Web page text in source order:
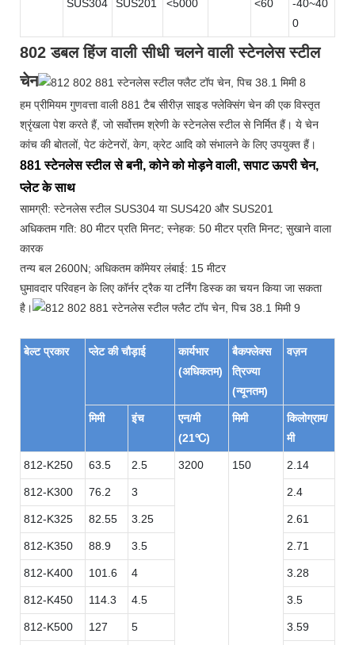
SUS304 SUS201 <5000 <60
-40~40
0
802 डबल हिंज वाली सीधी चलने वाली स्टेनलेस स्टील
चेन
हम प्रीमियम गुणवत्ता वाली 881 टैब सीरीज़ साइड फ्लेक्सिंग चेन की एक विस्तृत
श्रृंखला पेश करते हैं, जो सर्वोत्तम श्रेणी के स्टेनलेस स्टील से निर्मित हैं। ये चेन
कांच की बोतलों, पेट कंटेनरों, केग, क्रेट आदि को संभालने के लिए उपयुक्त हैं।
881 स्टेनलेस स्टील से बनी, कोने को मोड़ने वाली, सपाट ऊपरी चेन,
प्लेट के साथ
सामग्री: स्टेनलेस स्टील SUS304 या SUS420 और SUS201
अधिकतम गति: 80 मीटर प्रति मिनट; स्नेहक: 50 मीटर प्रति मिनट; सुखाने वाला
कारक
तन्य बल 2600N; अधिकतम कॉमेयर लंबाई: 15 मीटर
घुमावदार परिवहन के लिए कॉर्नर ट्रैक या टर्निंग डिस्क का चयन किया जा सकता
है।
बेल्ट प्रकार प्लेट की चौड़ाई
कार्यभार
(अधिकतम)
बैकफ्लेक्स
त्रिज्या
(न्यूनतम)
वज़न
मिमी इंच
एन/मी
(21℃)
मिमी
किलोग्राम/
मी
812-K250 63.5 2.5 3200 150 2.14
812-K300 76.2 3 2.4
812-K325 82.55 3.25 2.61
812-K350 88.9 3.5 2.71
812-K400 101.6 4 3.28
812-K450 114.3 4.5 3.5
812-K500 127 5 3.59